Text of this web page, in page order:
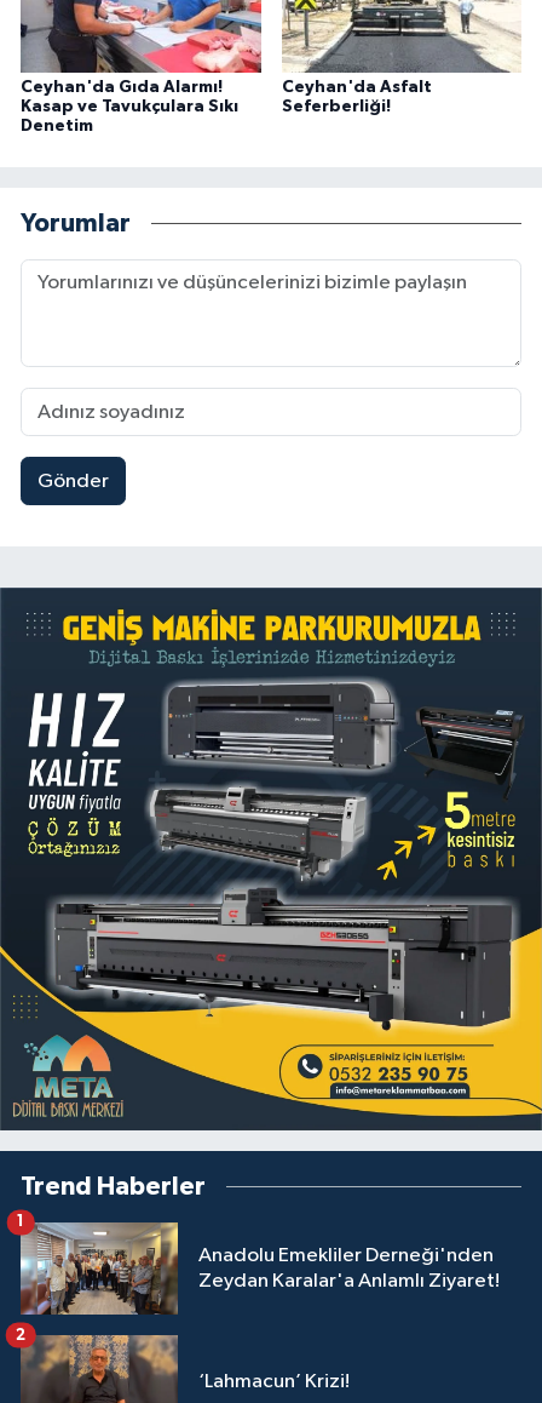
Ceyhan'da Gıda Alarmı!
Kasap ve Tavukçulara Sıkı
Denetim
Ceyhan'da Asfalt
Seferberliği!
Yorumlar
Gönder
Trend Haberler
Anadolu Emekliler Derneği'nden
Zeydan Karalar'a Anlamlı Ziyaret!
1
‘Lahmacun’ Krizi!
2